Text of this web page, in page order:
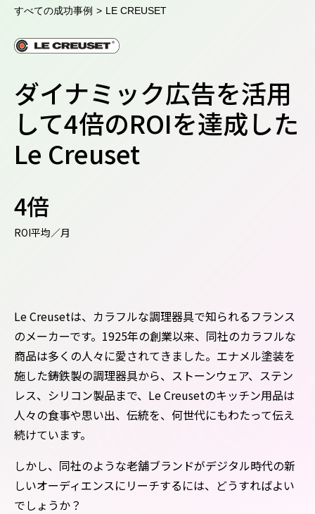
すべての成功事例 > LE CREUSET
ダイナミック広告を活用
して4倍のROIを達成した
Le Creuset
4倍
ROI平均／月
Le Creusetは、カラフルな調理器具で知られるフランス
のメーカーです。1925年の創業以来、同社のカラフルな
商品は多くの人々に愛されてきました。エナメル塗装を
施した鋳鉄製の調理器具から、ストーンウェア、ステン
レス、シリコン製品まで、Le Creusetのキッチン用品は
人々の食事や思い出、伝統を、何世代にもわたって伝え
続けています。
しかし、同社のような老舗ブランドがデジタル時代の新
しいオーディエンスにリーチするには、どうすればよい
でしょうか？